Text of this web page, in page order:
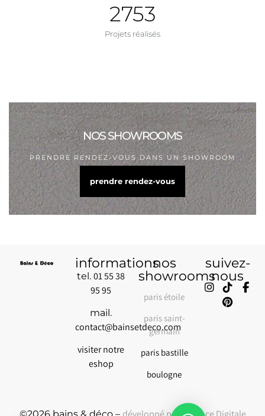
Projets réalisés
2754
NOS SHOWROOMS
PRENDRE RENDEZ-VOUS DANS UN SHOWROOM
prendre rendez-vous
informations
tel. 01 55 38
95 95
mail.
contact@bainsetdeco.com
visiter notre
eshop
nos
showrooms
paris étoile
paris saint-
germain
paris bastille
boulogne
suivez-
nous